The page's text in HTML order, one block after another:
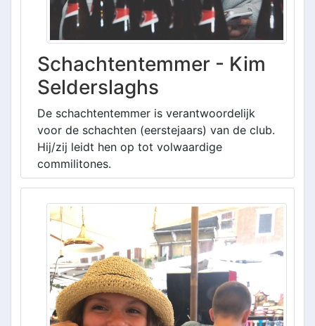
Schachtentemmer - Kim
Selderslaghs
De schachtentemmer is verantwoordelijk
voor de schachten (eerstejaars) van de club.
Hij/zij leidt hen op tot volwaardige
commilitones.